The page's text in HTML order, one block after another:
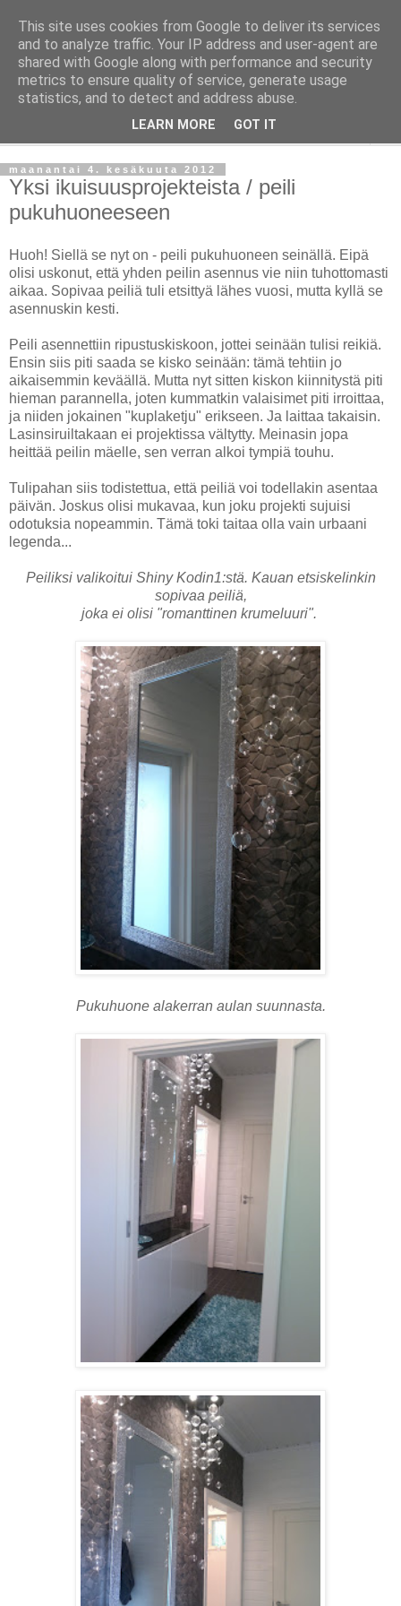
Taloja ja Toiveita
[ Sisustaa ] [ Remontoi ] [ Tuunaa ] [ Haaveilee ] [ Reissaa ]
maanantai 4. kesäkuuta 2012
Yksi ikuisuusprojekteista / peili
pukuhuoneeseen
Huoh! Siellä se nyt on - peili pukuhuoneen seinällä. Eipä
olisi uskonut, että yhden peilin asennus vie niin tuhottomasti
aikaa. Sopivaa peiliä tuli etsittyä lähes vuosi, mutta kyllä se
asennuskin kesti.
Peili asennettiin ripustuskiskoon, jottei seinään tulisi reikiä.
Ensin siis piti saada se kisko seinään: tämä tehtiin jo
aikaisemmin keväällä. Mutta nyt sitten kiskon kiinnitystä piti
hieman parannella, joten kummatkin valaisimet piti irroittaa,
ja niiden jokainen "kuplaketju" erikseen. Ja laittaa takaisin.
Lasinsiruiltakaan ei projektissa vältytty. Meinasin jopa
heittää peilin mäelle, sen verran alkoi tympiä touhu.
Tulipahan siis todistettua, että peiliä voi todellakin asentaa
päivän. Joskus olisi mukavaa, kun joku projekti sujuisi
odotuksia nopeammin. Tämä toki taitaa olla vain urbaani
legenda...
Peiliksi valikoitui Shiny Kodin1:stä. Kauan etsiskelinkin
sopivaa peiliä,
joka ei olisi "romanttinen krumeluuri".
Pukuhuone alakerran aulan suunnasta.
This site uses cookies from Google to deliver its services
and to analyze traffic. Your IP address and user-agent are
shared with Google along with performance and security
metrics to ensure quality of service, generate usage
statistics, and to detect and address abuse.
LEARN MORE GOT IT